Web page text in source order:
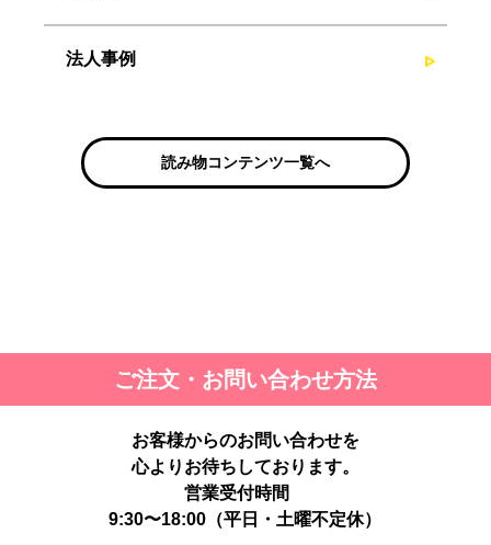
法人事例
読み物コンテンツ一覧へ
ご注文・お問い合わせ方法
お客様からのお問い合わせを
心よりお待ちしております。
営業受付時間
9:30〜18:00（平日・土曜不定休）